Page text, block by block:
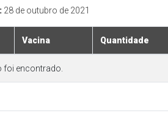
28 de outubro de 2021
Vacina Quantidade
foi encontrado.